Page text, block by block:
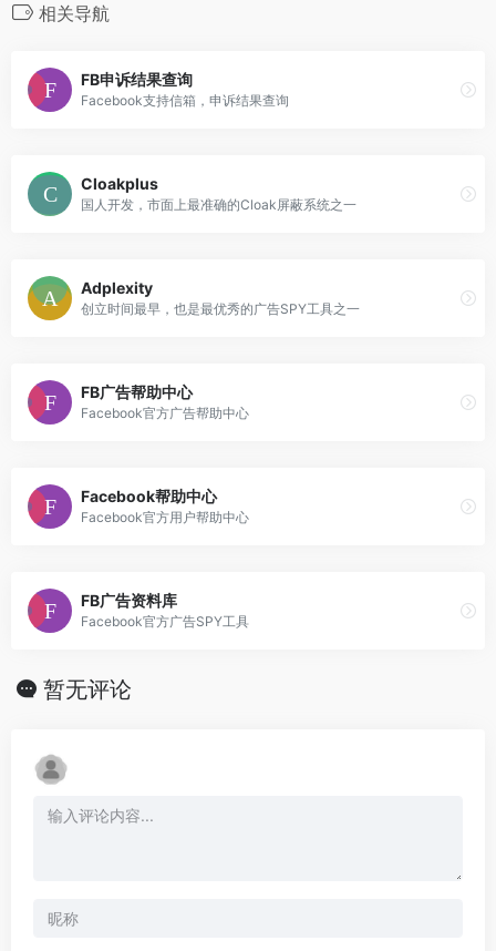
相关导航
FB申诉结果查询
Facebook支持信箱，申诉结果查询
Cloakplus
国人开发，市面上最准确的Cloak屏蔽系统之一
Adplexity
创立时间最早，也是最优秀的广告SPY工具之一
FB广告帮助中心
Facebook官方广告帮助中心
Facebook帮助中心
Facebook官方用户帮助中心
FB广告资料库
Facebook官方广告SPY工具
暂无评论